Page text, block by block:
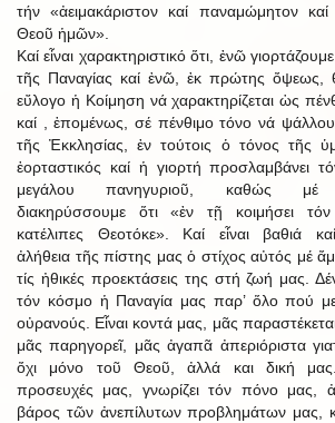
τήν «ἀειμακάριστον καί παναμώμητον
Θεοῦ ἡμῶν».
Καί εἶναι χαρακτηριστικό ὅτι, ἐνῶ
τῆς Παναγίας καί ἐνῶ, ἐκ πρώτης ὄψεως,
εὔλογο ἡ Κοίμηση νά χαρακτηρίζεται ὡς
καί , ἑπομένως, σέ πένθιμο τόνο νά
τῆς Ἐκκλησίας, ἐν τούτοις ὁ τόνος τῆς
ἑορταστικός καί ἡ γιορτή προσλαμβάνει
μεγάλου πανηγυριοῦ, καθώς μέ
διακηρύσσουμε ὅτι «ἐν τῇ κοιμήσει
κατέλιπες Θεοτόκε». Καί εἶναι βαθιά
ἀλήθεια τῆς πίστης μας ὁ στίχος αὐτός μέ
τίς ἠθικές προεκτάσεις της στή ζωή μας.
τόν κόσμο ἡ Παναγία μας παρ’ ὅλο πού
οὐρανούς. Εἶναι κοντά μας, μᾶς
μᾶς παρηγορεῖ, μᾶς ἀγαπᾶ ἀπεριόριστα
ὄχι μόνο τοῦ Θεοῦ, ἀλλά και δική μας.
προσευχές μας, γνωρίζει τόν πόνο μας,
βάρος τῶν ἀνεπίλυτων προβλημάτων μας,